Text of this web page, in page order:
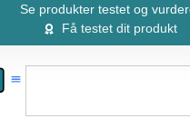
Se produkter testet og
Få testet dit produkt